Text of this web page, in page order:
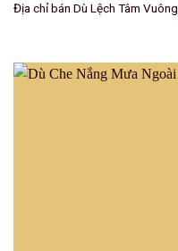
Địa chỉ bán Dù Lệch Tâm